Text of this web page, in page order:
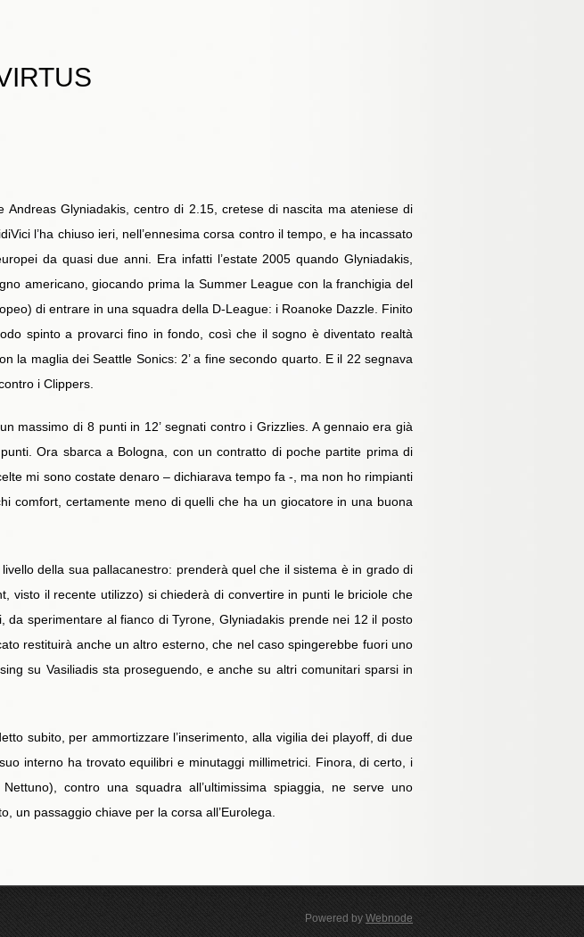
Glyniadakis, centro di 2.15, cretese di nascita ma ateniese di
l’ha chiuso ieri, nell’ennesima corsa contro il tempo, e ha incassato
da quasi due anni. Era infatti l’estate 2005 quando Glyniadakis,
americano, giocando prima la Summer League con la franchigia del
di entrare in una squadra della D-League: i Roanoke Dazzle. Finito
spinto a provarci fino in fondo, così che il sogno è diventato realtà
la maglia dei Seattle Sonics: 2’ a fine secondo quarto. E il 22 segnava
i Clippers.
massimo di 8 punti in 12’ segnati contro i Grizzlies. A gennaio era già
Ora sbarca a Bologna, con un contratto di poche partite prima di
mi sono costate denaro – dichiarava tempo fa -, ma non ho rimpianti
comfort, certamente meno di quelli che ha un giocatore in una buona
della sua pallacanestro: prenderà quel che il sistema è in grado di
visto il recente utilizzo) si chiederà di convertire in punti le briciole che
sperimentare al fianco di Tyrone, Glyniadakis prende nei 12 il posto
restituirà anche un altro esterno, che nel caso spingerebbe fuori uno
su Vasiliadis sta proseguendo, e anche su altri comunitari sparsi in
subito, per ammortizzare l’inserimento, alla vigilia dei playoff, di due
interno ha trovato equilibri e minutaggi millimetrici. Finora, di certo, i
contro una squadra all’ultimissima spiaggia, ne serve uno
un passaggio chiave per la corsa all’Eurolega.
Powered by Webnode